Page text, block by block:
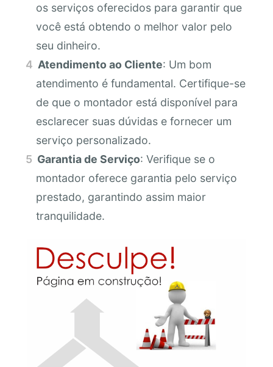
os serviços oferecidos para garantir que
você está obtendo o melhor valor pelo
seu dinheiro.
Atendimento ao Cliente: Um bom
atendimento é fundamental. Certifique-se
de que o montador está disponível para
esclarecer suas dúvidas e fornecer um
serviço personalizado.
Garantia de Serviço: Verifique se o
montador oferece garantia pelo serviço
prestado, garantindo assim maior
tranquilidade.